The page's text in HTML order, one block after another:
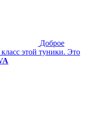
Доброе
этой туники. Это